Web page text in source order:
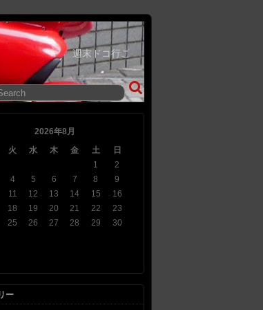
週末ドコ行こ
2026年8月
火 水 木 金 土
日
1
2
4 5 6 7 8
9
11 12 13 14 15
16
18 19 20 21 22
23
25 26 27 28 29
30
ー